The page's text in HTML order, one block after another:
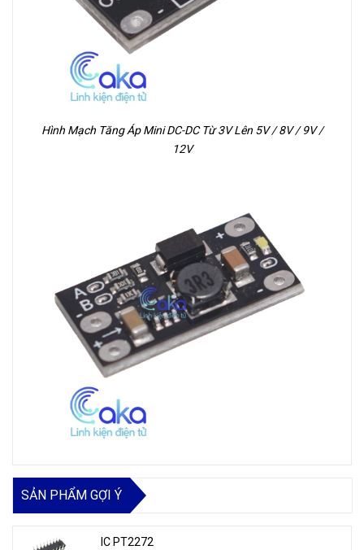
Hình Mạch Tăng Áp Mini DC-DC Từ 3V Lên 5V / 8V / 9V /
12V
SẢN PHẨM GỢI Ý
IC PT2272